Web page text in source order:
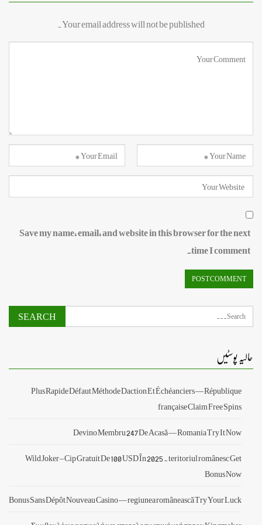
Your email address will not be published.
Save my name, email, and website in this browser for the next
time I comment.
حالیہ پوسٹیں
Plus Rapide Défaut Méthode Daction Et Échéanciers — République
française Claim Free Spins
Devino Membru 247 De Acasă — Romania Try It Now
Wild Joker – Cip Gratuit De 100 USD În 2025 . teritoriul românesc Get
Bonus Now
Bonus Sans Dépôt Nouveau Casino — regiunea românească Try Your Luck